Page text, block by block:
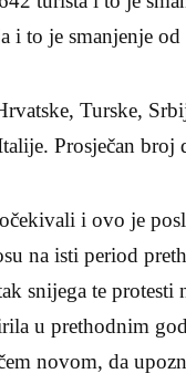
i to je smanjenje
Turske,
Prosječan broj
i ovo je
na isti period
snijega te
u prethodnim
novom, da